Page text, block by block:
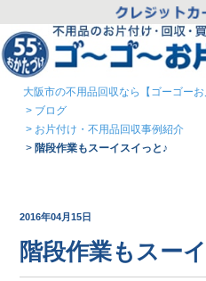
大阪市の不用品回収なら【ゴーゴーお
> ブログ
> お片付け・不用品回収事例紹介
> 階段作業もスーイスイっと♪
2016年04月15日
階段作業もスー